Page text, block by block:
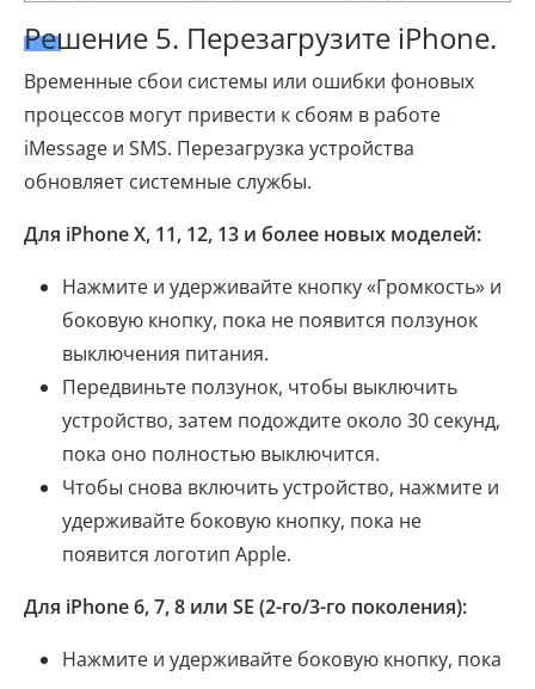
Решение 5. Перезагрузите iPhone.
Временные сбои системы или ошибки фоновых
процессов могут привести к сбоям в работе
iMessage и SMS. Перезагрузка устройства
обновляет системные службы.
Для iPhone X, 11, 12, 13 и более новых моделей:
Нажмите и удерживайте кнопку «Громкость» и
боковую кнопку, пока не появится ползунок
выключения питания.
Передвиньте ползунок, чтобы выключить
устройство, затем подождите около 30 секунд,
пока оно полностью выключится.
Чтобы снова включить устройство, нажмите и
удерживайте боковую кнопку, пока не
появится логотип Apple.
Для iPhone 6, 7, 8 или SE (2-го/3-го поколения):
Нажмите и удерживайте боковую кнопку, пока